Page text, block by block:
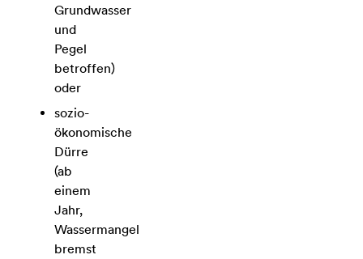
Grundwasser
und
Pegel
betroffen)
oder
sozio-
ökonomische
Dürre
(ab
einem
Jahr,
Wassermangel
bremst